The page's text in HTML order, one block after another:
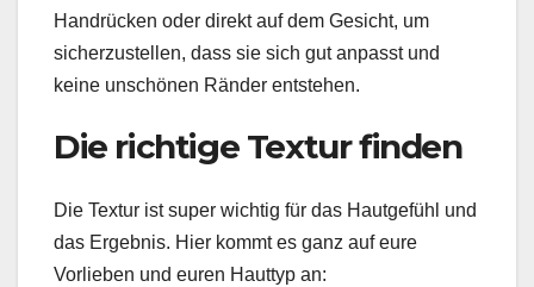
Handrücken oder direkt auf dem Gesicht, um
sicherzustellen, dass sie sich gut anpasst und
keine unschönen Ränder entstehen.
Die richtige Textur finden
Die Textur ist super wichtig für das Hautgefühl und
das Ergebnis. Hier kommt es ganz auf eure
Vorlieben und euren Hauttyp an: